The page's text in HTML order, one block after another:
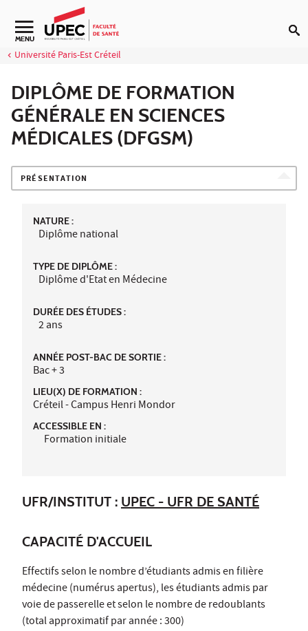
Aller au contenu
Navigation secondaire
MENU
Université Paris-Est Créteil
DIPLÔME DE FORMATION
GÉNÉRALE EN SCIENCES
MÉDICALES (DFGSM)
PRÉSENTATION
NATURE :
Diplôme national
TYPE DE DIPLÔME :
Diplôme d'Etat en Médecine
DURÉE DES ÉTUDES :
2 ans
ANNÉE POST-BAC DE SORTIE :
Bac + 3
LIEU(X) DE FORMATION :
Créteil - Campus Henri Mondor
ACCESSIBLE EN :
Formation initiale
UFR/INSTITUT : UPEC - UFR DE SANTÉ
CAPACITÉ D'ACCUEIL
Effectifs selon le nombre d’étudiants admis en filière
médecine (numérus apertus), les étudiants admis par
voie de passerelle et selon le nombre de redoublants
(total approximatif par année : 300)